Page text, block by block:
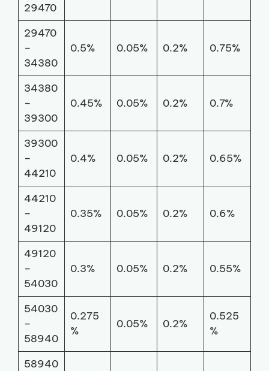
29470
29470
–
34380
0.5% 0.05% 0.2% 0.75%
34380
–
39300
0.45% 0.05% 0.2% 0.7%
39300
–
44210
0.4% 0.05% 0.2% 0.65%
44210
–
49120
0.35% 0.05% 0.2% 0.6%
49120
–
54030
0.3% 0.05% 0.2% 0.55%
54030
–
58940
0.275
%
0.05% 0.2%
0.525
%
58940